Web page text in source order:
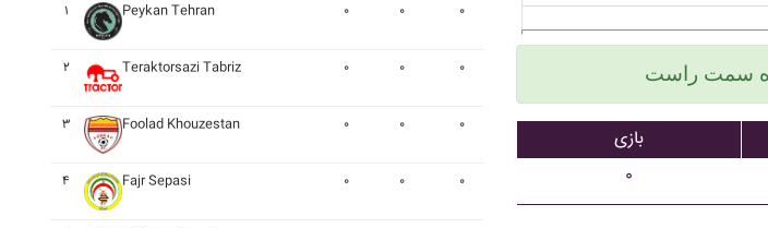
۱
Peykan Tehran ۰ ۰ ۰
۲ Teraktorsazi Tabriz ۰ ۰ ۰
۳ Foolad Khouzestan ۰ ۰ ۰
۴ Fajr Sepasi ۰ ۰ ۰
بازی
۰